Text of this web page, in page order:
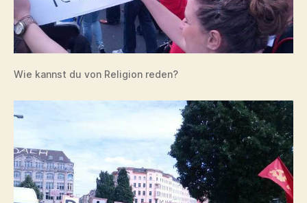
Wie kannst du von Religion reden?